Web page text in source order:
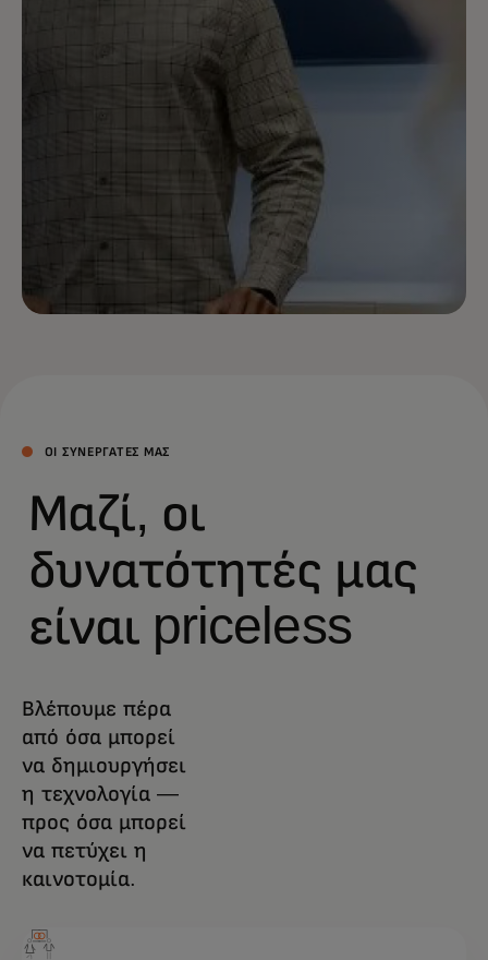
ΟΙ ΣΥΝΕΡΓΑΤΕΣ ΜΑΣ
Μαζί, οι
δυνατότητές μας
είναι priceless
Βλέπουμε πέρα
από όσα μπορεί
να δημιουργήσει
η τεχνολογία —
προς όσα μπορεί
να πετύχει η
καινοτομία.